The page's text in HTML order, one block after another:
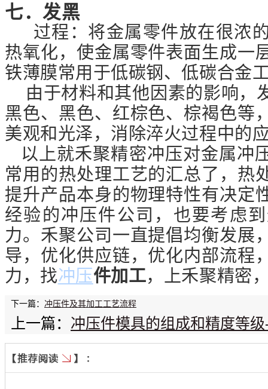
七．发黑
过程：将金属零件放在很浓
热氧化，使金属零件表面生成一
铁薄膜常用于低碳钢、低碳合金
由于材料和其他因素的影响，
黑色、黑色、红棕色、棕褐色等
美观和光泽，消除淬火过程中的
以上就禾聚精密冲压对金属冲
常用的热处理工艺的汇总了，热
提升产品本身的物理特性有决定
经验的冲压件公司，也要考虑
力。禾聚公司一直提倡均衡发展
导，优化供应链，优化内部流程
力，找冲压件加工，上禾聚精密
下一篇： 冲压件及其加工工艺流程
上一篇： 冲压件模具的组成和精度等